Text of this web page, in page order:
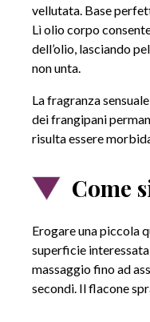
vellutata. Base
Lì olio corpo
dell’olio, lasciando
non unta.
La fragranza
dei frangipani
risulta essere
Come
Erogare una piccola
superficie
massaggio fino ad
secondi. Il flacone